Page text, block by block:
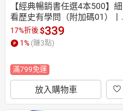
【經典暢銷書任選4本500】細
看歷史有學問（附加碼01）丨
天龍圖書簡體字專賣店丨97875
1134960601 (tl2605_中智)
17%折後$339
1 % (賺3點)
滿799免運
放入購物車